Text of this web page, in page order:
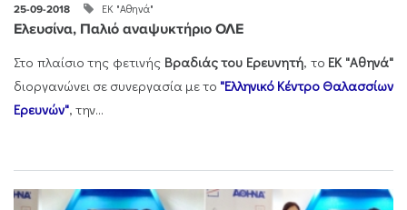
25-09-2018 ΕΚ "Αθηνά"
Ελευσίνα, Παλιό αναψυκτήριο ΟΛΕ
Στο πλαίσιο της φετινής Βραδιάς του Ερευνητή, το ΕΚ "Αθηνά"
διοργανώνει σε συνεργασία με το "Ελληνικό Κέντρο Θαλασσίων
Ερευνών", την...